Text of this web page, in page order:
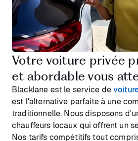
Votre voiture privée
et abordable vous
Blacklane est le service de
est l'alternative parfaite à une
traditionnelle. Nous disposons
chauffeurs locaux qui offrent un
Nos tarifs compétitifs tout